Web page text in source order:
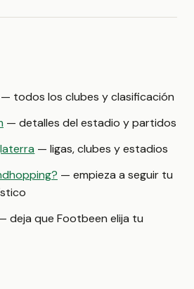
— todos los clubes y clasificación
— detalles del estadio y partidos
— ligas, clubes y estadios
— empieza a seguir tu
deja que Footbeen elija tu